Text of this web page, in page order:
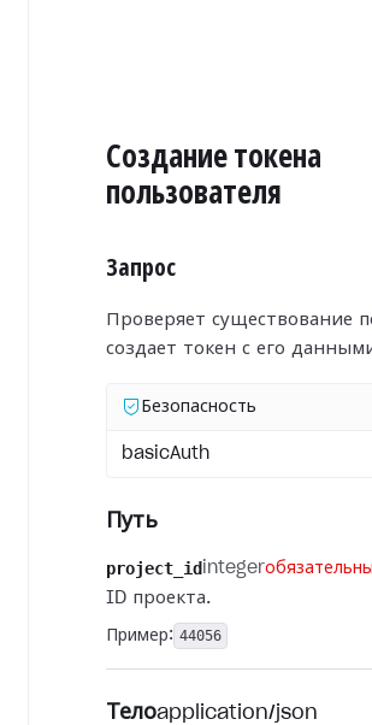
Создание токена
пользователя
Запрос
Проверяет существование
создает токен с его
Безопасность
basicAuth
Путь
project_id integer
ID проекта.
Пример: 44056
Телоapplication/json